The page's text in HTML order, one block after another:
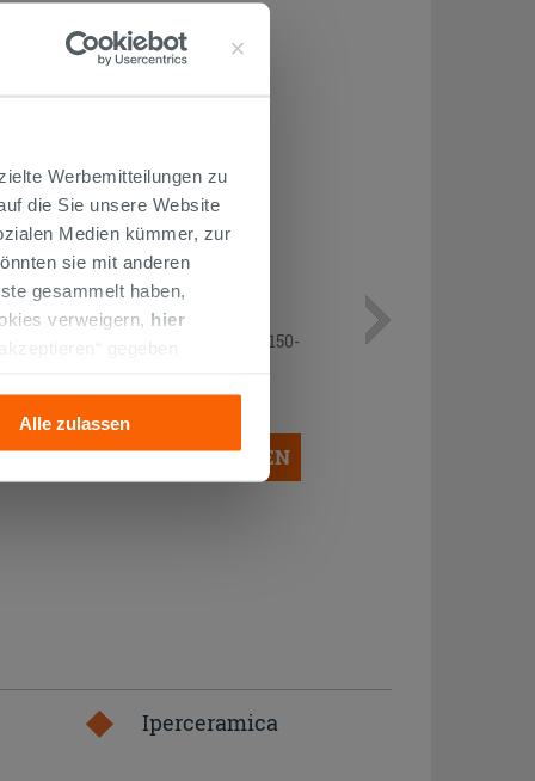
Werbemitteilungen zu
die Sie unsere Website
Medien kümmer, zur
sie mit anderen
gesammelt haben,
verweigern, hier
gegeben
Alle zulassen
Nivellierende Abstandhalter –
wiederverwendbare Keile – eine 150-
17,15 €
IN DEN WARENKORB LEGEN
Iperceramica